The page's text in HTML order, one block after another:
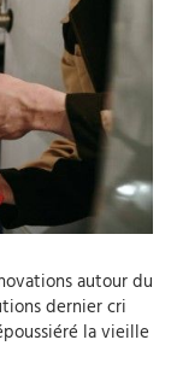
autour du
dernier cri
la vieille